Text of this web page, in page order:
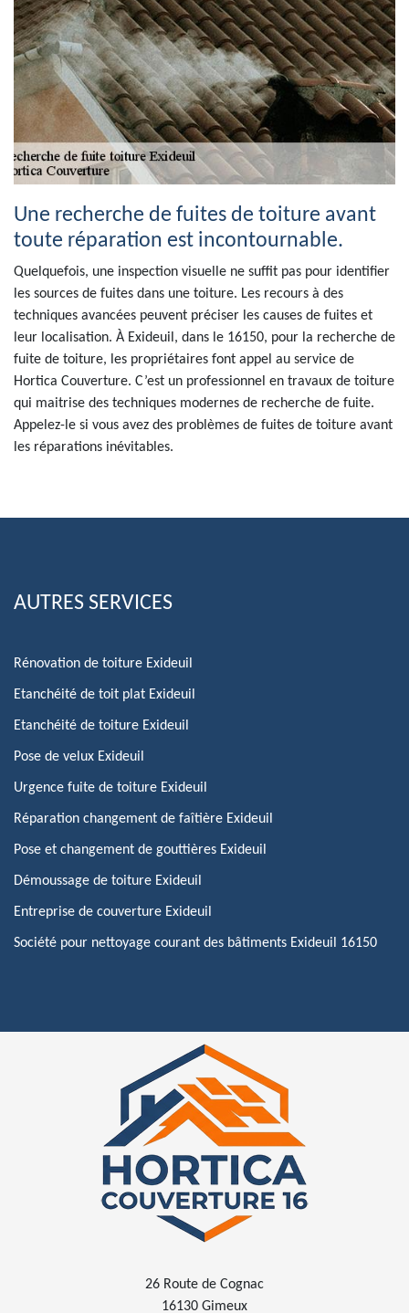
Une recherche de fuites de toiture avant
toute réparation est incontournable.
Quelquefois, une inspection visuelle ne suffit pas pour identifier
les sources de fuites dans une toiture. Les recours à des
techniques avancées peuvent préciser les causes de fuites et
leur localisation. À Exideuil, dans le 16150, pour la recherche de
fuite de toiture, les propriétaires font appel au service de
Hortica Couverture. C’est un professionnel en travaux de toiture
qui maitrise des techniques modernes de recherche de fuite.
Appelez-le si vous avez des problèmes de fuites de toiture avant
les réparations inévitables.
AUTRES SERVICES
Rénovation de toiture Exideuil
Etanchéité de toit plat Exideuil
Etanchéité de toiture Exideuil
Pose de velux Exideuil
Urgence fuite de toiture Exideuil
Réparation changement de faîtière Exideuil
Pose et changement de gouttières Exideuil
Démoussage de toiture Exideuil
Entreprise de couverture Exideuil
Société pour nettoyage courant des bâtiments Exideuil 16150
26 Route de Cognac
16130 Gimeux